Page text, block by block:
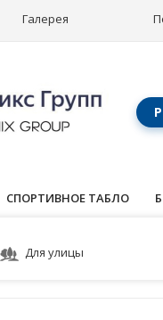
Галерея
СПОРТИВНОЕ ТАБЛО
Для улицы